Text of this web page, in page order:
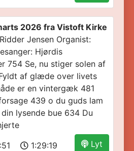
2026 fra Vistoft Kirke
Jensen Organist:
Hjørdis
754 Se, nu stiger solen af
af glæde over livets
er en vintergæk 481
439 o du guds lam
lysende bue 634 Du
Lyt
1:29:19